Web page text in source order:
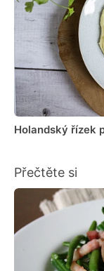
Holandský řízek
Přečtěte si